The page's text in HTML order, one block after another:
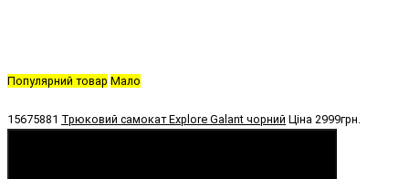
Популярний товар Мало
15675881 Трюковий самокат Explore Galant чорний Ціна 2999грн.